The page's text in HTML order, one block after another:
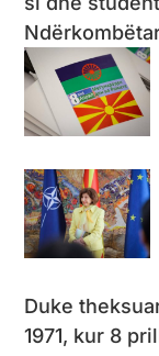
Duke
1971, kur 8